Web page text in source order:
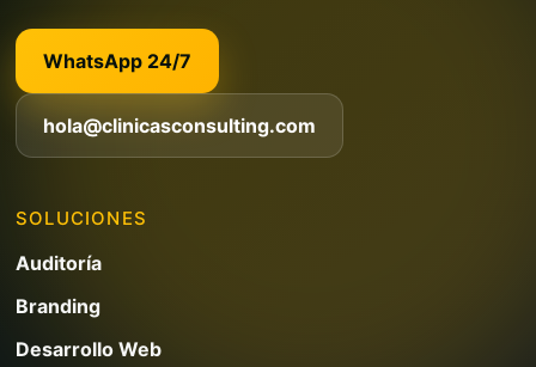
WhatsApp 24/7
hola@clinicasconsulting.com
SOLUCIONES
Auditoría
Branding
Desarrollo Web